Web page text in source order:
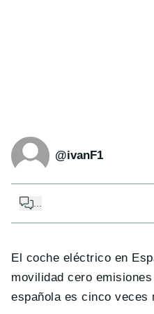
@ivanF1
El coche eléctrico en
movilidad cero
española es cinco veces